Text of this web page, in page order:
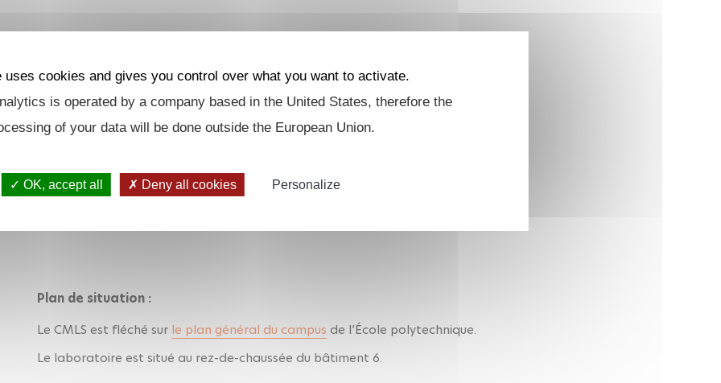
Plan de situation :
Le CMLS est fléché sur le plan général du campus de l’École polytechnique.
Le laboratoire est situé au rez-de-chaussée du bâtiment 6.
uses cookies and gives you control over what you want to activate.
is operated by a company based in the United States, therefore the
of your data will be done outside the European Union.
OK, accept all Deny all cookies Personalize